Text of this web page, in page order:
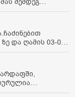
რადგან ისევ
მქონდა
1 წელზე
წაავალა
გავდივარ
მეცლება
აუცილებლად
დამეწყო
გაერთ
და ღამის 03-00
ვიძინებ
არის ამ
შენარჩუნებული